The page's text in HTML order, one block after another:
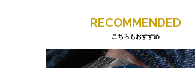
RECOMMENDED
こちらもおすすめ